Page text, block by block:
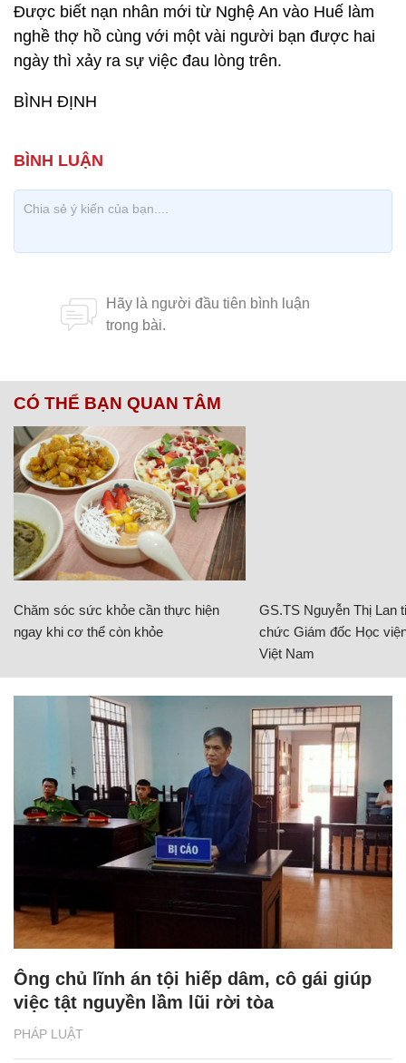
Được biết nạn nhân mới từ Nghệ An vào Huế làm
nghề thợ hồ cùng với một vài người bạn được hai
ngày thì xảy ra sự việc đau lòng trên.
BÌNH ĐỊNH
CÓ THỂ BẠN QUAN TÂM
Chăm sóc sức khỏe cần thực hiện
ngay khi cơ thể còn khỏe
GS.TS Nguyễn Thị Lan
chức Giám đốc Học
Việt Nam
PHÁP LUẬT
Ông chủ lĩnh án tội hiếp dâm, cô gái giúp
việc tật nguyền lầm lũi rời tòa